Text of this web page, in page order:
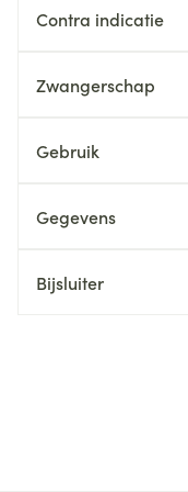
Contra indicatie
Zwangerschap
Gebruik
Gegevens
Bijsluiter